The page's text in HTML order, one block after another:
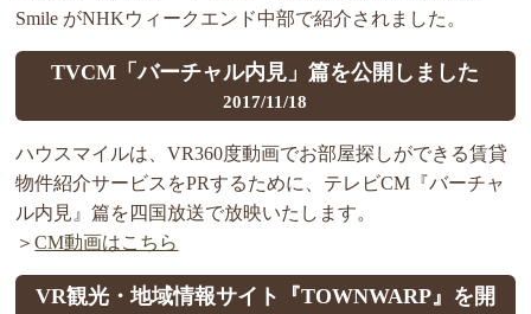
Smile がNHKウィークエンド中部で紹介されました。
TVCM「バーチャル内見」篇を公開しました
2017/11/18
ハウスマイルは、VR360度動画でお部屋探しができる賃貸
物件紹介サービスをPRするために、テレビCM『バーチャ
ル内見』篇を四国放送で放映いたします。
＞CM動画はこちら
VR観光・地域情報サイト『TOWNWARP』を開